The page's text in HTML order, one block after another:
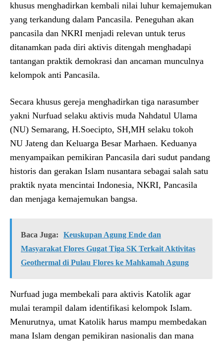
khusus menghadirkan kembali nilai luhur kemajemukan
yang terkandung dalam Pancasila. Peneguhan akan
pancasila dan NKRI menjadi relevan untuk terus
ditanamkan pada diri aktivis ditengah menghadapi
tantangan praktik demokrasi dan ancaman munculnya
kelompok anti Pancasila.
Secara khusus gereja menghadirkan tiga narasumber
yakni Nurfuad selaku aktivis muda Nahdatul Ulama
(NU) Semarang, H.Soecipto, SH,MH selaku tokoh
NU Jateng dan Keluarga Besar Marhaen. Keduanya
menyampaikan pemikiran Pancasila dari sudut pandang
historis dan gerakan Islam nusantara sebagai salah satu
praktik nyata mencintai Indonesia, NKRI, Pancasila
dan menjaga kemajemukan bangsa.
Baca Juga:
Keuskupan Agung Ende dan
Masyarakat Flores Gugat Tiga SK Terkait Aktivitas
Geothermal di Pulau Flores ke Mahkamah Agung
Nurfuad juga membekali para aktivis Katolik agar
mulai terampil dalam identifikasi kelompok Islam.
Menurutnya, umat Katolik harus mampu membedakan
mana Islam dengan pemikiran nasionalis dan mana